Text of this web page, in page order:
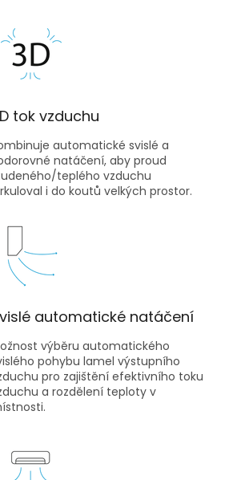
tok vzduchu
automatické svislé a
natáčení, aby proud
teplého vzduchu
i do koutů velkých prostor.
automatické natáčení
výběru automatického
pohybu lamel výstupního
pro zajištění efektivního toku
a rozdělení teploty v